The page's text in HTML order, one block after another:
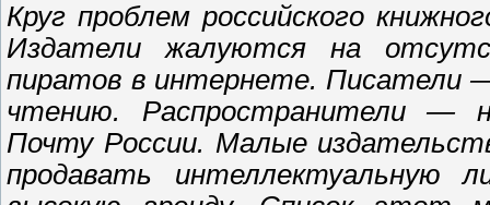
Круг проблем российского
Издатели жалуются на
пиратов в интернете. Писатели
чтению. Распространители —
Почту России. Малые
продавать интеллектуальную